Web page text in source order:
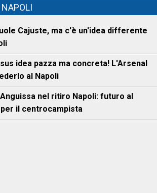
Cajuste, ma c'è un'idea differente
idea pazza ma concreta! L'Arsenal
al Napoli
nel ritiro Napoli: futuro al
il centrocampista